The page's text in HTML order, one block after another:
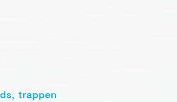
trappen